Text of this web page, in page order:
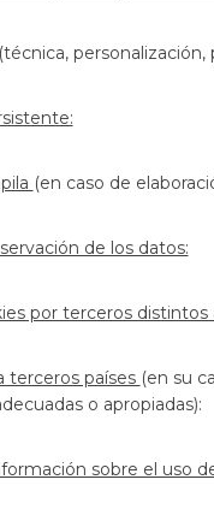
(técnica, personalización,
(en caso de
de los datos:
por terceros distintos
terceros países (en su
o apropiadas):
sobre el uso